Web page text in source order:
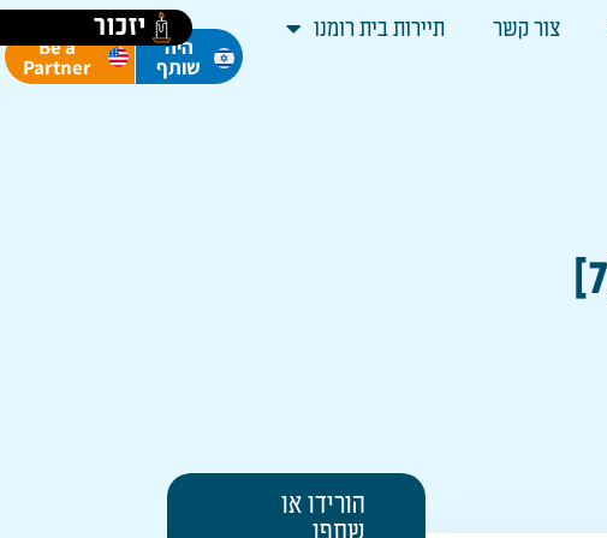
יזכור צור קשר תיירות בית רומנו
היה
שותף
Be a
Partner
הורידו או